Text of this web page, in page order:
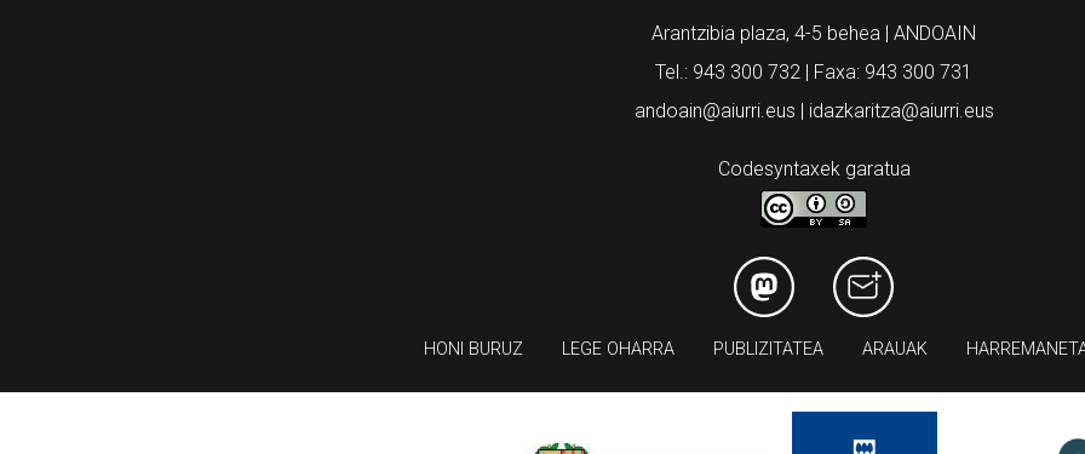
Arantzibia plaza, 4-5 behea | ANDOAIN
Tel.: 943 300 732 | Faxa: 943 300 731
andoain@aiurri.eus | idazkaritza@aiurri.eus
Codesyntaxek garatua
HONI BURUZ LEGE OHARRA PUBLIZITATEA ARAUAK